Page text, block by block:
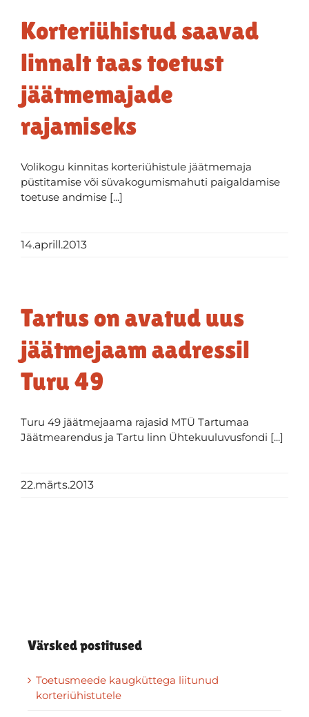
Korteriühistud saavad
linnalt taas toetust
jäätmemajade
rajamiseks
Volikogu kinnitas korteriühistule jäätmemaja
püstitamise või süvakogumismahuti paigaldamise
toetuse andmise [...]
14.aprill.2013
Tartus on avatud uus
jäätmejaam aadressil
Turu 49
Turu 49 jäätmejaama rajasid MTÜ Tartumaa
Jäätmearendus ja Tartu linn Ühtekuuluvusfondi [...]
22.märts.2013
Värsked postitused
Toetusmeede kaugküttega liitunud
korteriühistutele